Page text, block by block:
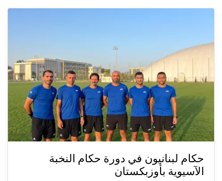
حكام لبنانيون في دورة حكام النخبة
الآسيوية بأوزبكستان